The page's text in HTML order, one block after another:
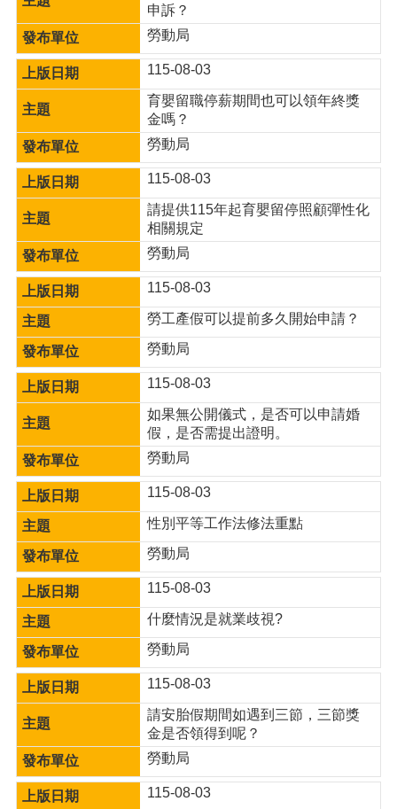
見
問
桃
市
入
網
站
網
站
安
全
政
策
私
權
策
府
網
站
資
開
放
宣
告
申訴？
勞動局
115-08-03
育嬰留職停薪期間也可以領年終獎
金嗎？
勞動局
115-08-03
請提供115年起育嬰留停照顧彈性化
相關規定
勞動局
115-08-03
勞工產假可以提前多久開始申請？
勞動局
115-08-03
如果無公開儀式，是否可以申請婚
假，是否需提出證明。
勞動局
115-08-03
性別平等工作法修法重點
勞動局
115-08-03
什麼情況是就業歧視?
勞動局
115-08-03
請安胎假期間如遇到三節，三節獎
金是否領得到呢？
勞動局
115-08-03